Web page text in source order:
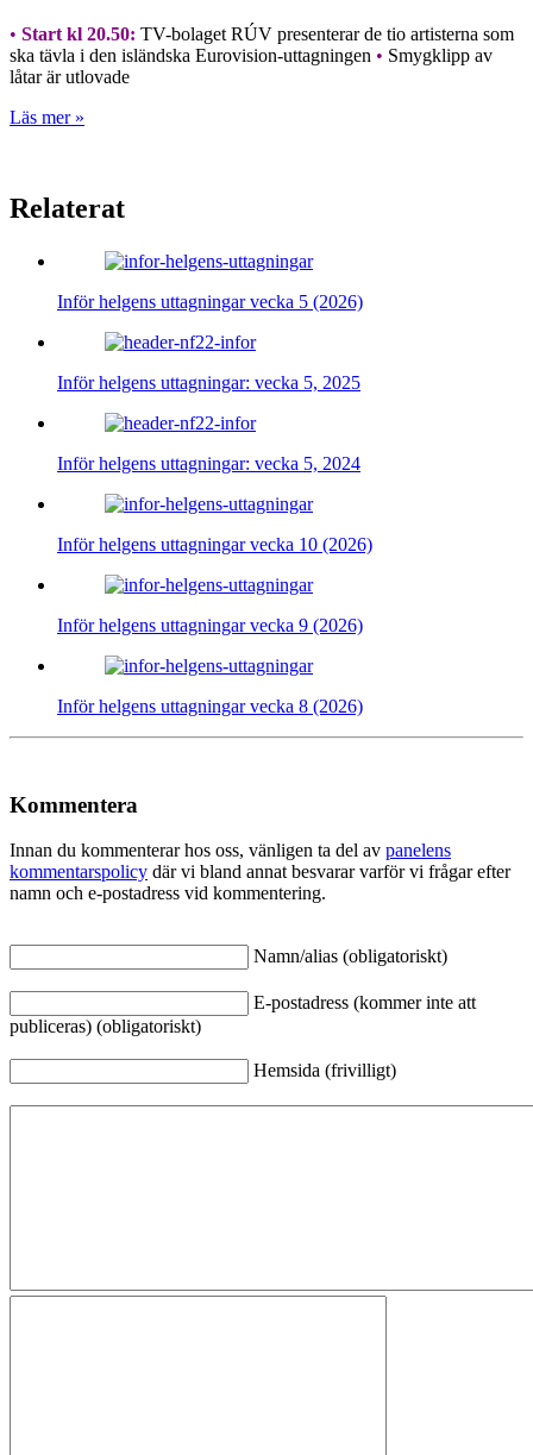
• Start kl 20.50: TV-bolaget RÚV presenterar de tio artisterna som
ska tävla i den isländska Eurovision-uttagningen • Smygklipp av
låtar är utlovade
Läs mer »
Relaterat
Inför helgens uttagningar vecka 5 (2026)
Inför helgens uttagningar: vecka 5, 2025
Inför helgens uttagningar: vecka 5, 2024
Inför helgens uttagningar vecka 10 (2026)
Inför helgens uttagningar vecka 9 (2026)
Inför helgens uttagningar vecka 8 (2026)
Kommentera
Innan du kommenterar hos oss, vänligen ta del av panelens
kommentarspolicy där vi bland annat besvarar varför vi frågar efter
namn och e-postadress vid kommentering.
Namn/alias (obligatoriskt)
E-postadress (kommer inte att
publiceras) (obligatoriskt)
Hemsida (frivilligt)